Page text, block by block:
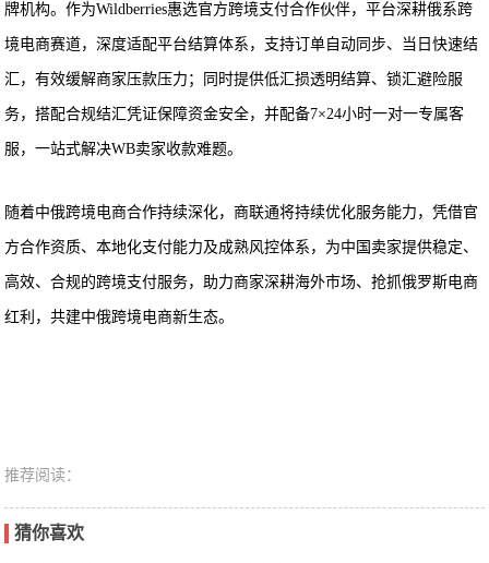
牌机构。作为Wildberries惠选官方跨境支付合作伙伴，平台深耕俄系跨
境电商赛道，深度适配平台结算体系，支持订单自动同步、当日快速结
汇，有效缓解商家压款压力；同时提供低汇损透明结算、锁汇避险服
务，搭配合规结汇凭证保障资金安全，并配备7×24小时一对一专属客
服，一站式解决WB卖家收款难题。
随着中俄跨境电商合作持续深化，商联通将持续优化服务能力，凭借官
方合作资质、本地化支付能力及成熟风控体系，为中国卖家提供稳定、
高效、合规的跨境支付服务，助力商家深耕海外市场、抢抓俄罗斯电商
红利，共建中俄跨境电商新生态。
推荐阅读：
猜你喜欢